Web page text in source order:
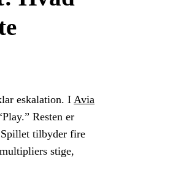
eskalation. I Avia
Resten er
tilbyder fire
stige,